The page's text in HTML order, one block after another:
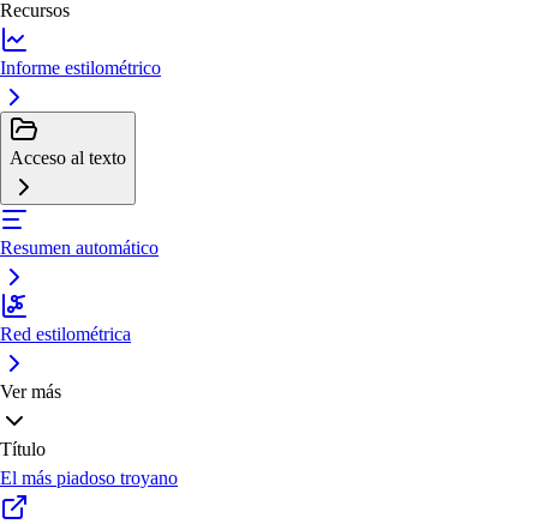
Recursos
Informe estilométrico
Acceso al texto
Resumen automático
Red estilométrica
Ver más
Título
El más piadoso troyano